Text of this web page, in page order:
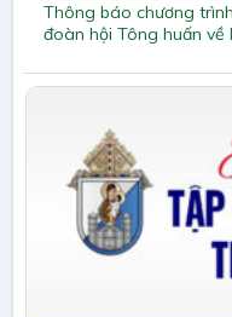
Thông báo chương
đoàn hội Tông huấn